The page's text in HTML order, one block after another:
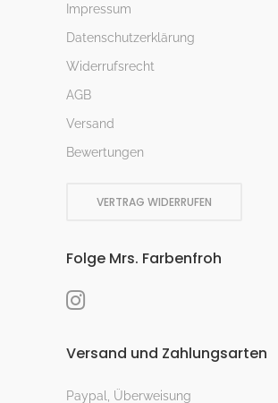
Impressum
Datenschutzerklärung
Widerrufsrecht
AGB
Versand
Bewertungen
VERTRAG WIDERRUFEN
Folge Mrs. Farbenfroh
Versand und Zahlungsarten
Paypal, Überweisung